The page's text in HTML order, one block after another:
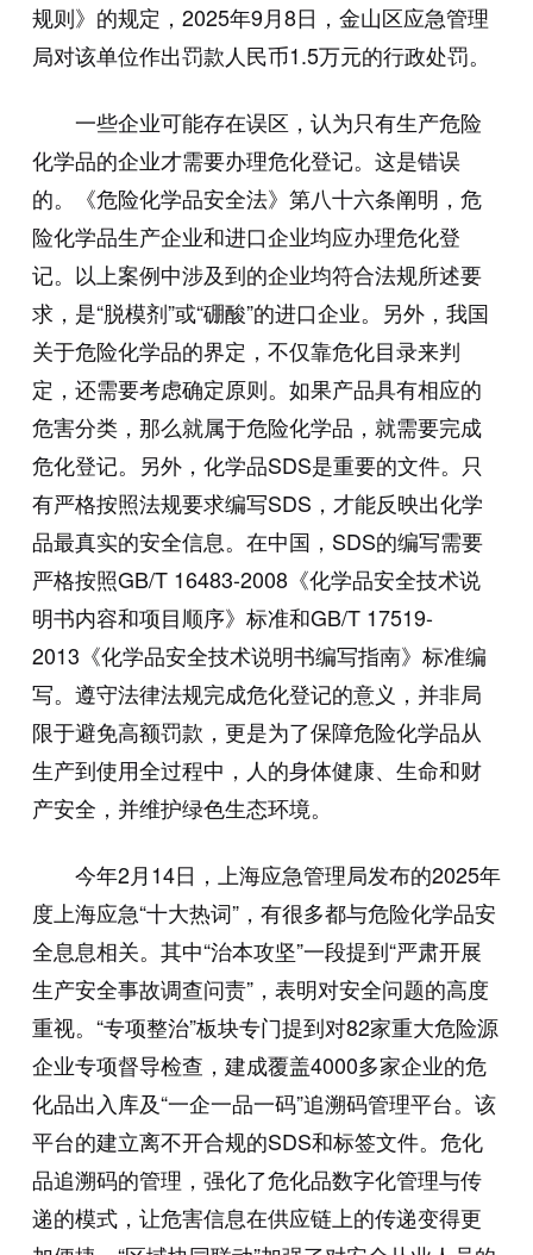
规则》的规定，2025年9月8日，金山区应急管理
局对该单位作出罚款人民币1.5万元的行政处罚。
一些企业可能存在误区，认为只有生产危险
化学品的企业才需要办理危化登记。这是错误
的。《危险化学品安全法》第八十六条阐明，危
险化学品生产企业和进口企业均应办理危化登
记。以上案例中涉及到的企业均符合法规所述要
求，是“脱模剂”或“硼酸”的进口企业。另外，我国
关于危险化学品的界定，不仅靠危化目录来判
定，还需要考虑确定原则。如果产品具有相应的
危害分类，那么就属于危险化学品，就需要完成
危化登记。另外，化学品SDS是重要的文件。只
有严格按照法规要求编写SDS，才能反映出化学
品最真实的安全信息。在中国，SDS的编写需要
严格按照GB/T 16483-2008《化学品安全技术说
明书内容和项目顺序》标准和GB/T 17519-
2013《化学品安全技术说明书编写指南》标准编
写。遵守法律法规完成危化登记的意义，并非局
限于避免高额罚款，更是为了保障危险化学品从
生产到使用全过程中，人的身体健康、生命和财
产安全，并维护绿色生态环境。
今年2月14日，上海应急管理局发布的2025年
度上海应急“十大热词”，有很多都与危险化学品安
全息息相关。其中“治本攻坚”一段提到“严肃开展
生产安全事故调查问责”，表明对安全问题的高度
重视。“专项整治”板块专门提到对82家重大危险源
企业专项督导检查，建成覆盖4000多家企业的危
化品出入库及“一企一品一码”追溯码管理平台。该
平台的建立离不开合规的SDS和标签文件。危化
品追溯码的管理，强化了危化品数字化管理与传
递的模式，让危害信息在供应链上的传递变得更